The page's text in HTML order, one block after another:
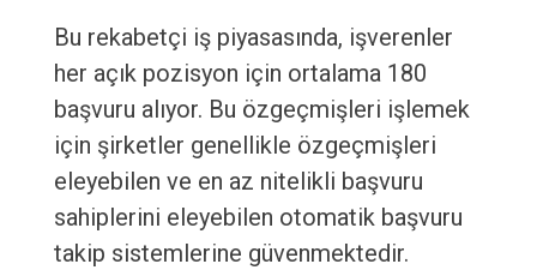
Bu rekabetçi iş piyasasında, işverenler
her açık pozisyon için ortalama 180
başvuru alıyor. Bu özgeçmişleri işlemek
için şirketler genellikle özgeçmişleri
eleyebilen ve en az nitelikli başvuru
sahiplerini eleyebilen otomatik başvuru
takip sistemlerine güvenmektedir.